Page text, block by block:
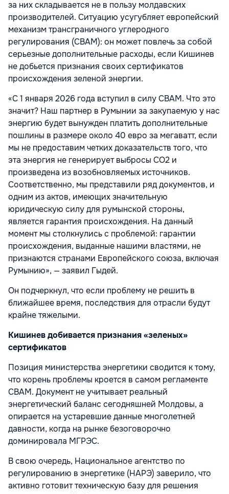
за них складывается не в пользу молдавских
производителей. Ситуацию усугубляет европейский
механизм трансграничного углеродного
регулирования (CBAM): он может повлечь за собой
серьезные дополнительные расходы, если Кишинев
не добьется признания своих сертификатов
происхождения зеленой энергии.
«С 1 января 2026 года вступил в силу CBAM. Что это
значит? Наш партнер в Румынии за закупаемую у нас
энергию будет вынужден платить дополнительные
пошлины в размере около 40 евро за мегаватт, если
мы не предоставим четких доказательств того, что
эта энергия не генерирует выбросы CO2 и
произведена из возобновляемых источников.
Соответственно, мы представили ряд документов, и
одним из актов, имеющих значительную
юридическую силу для румынской стороны,
является гарантия происхождения. На данный
момент мы столкнулись с проблемой: гарантии
происхождения, выданные нашими властями, не
признаются странами Европейского союза, включая
Румынию», — заявил Гыдей.
Он подчеркнул, что если проблему не решить в
ближайшее время, последствия для отрасли будут
крайне тяжелыми.
Кишинев добивается признания «зеленых»
сертификатов
Позиция министерства энергетики сводится к тому,
что корень проблемы кроется в самом регламенте
CBAM. Документ не учитывает реальный
энергетический баланс сегодняшней Молдовы, а
опирается на устаревшие данные многолетней
давности, когда на рынке безоговорочно
доминировала МГРЭС.
В свою очередь, Национальное агентство по
регулированию в энергетике (НАРЭ) заверило, что
активно готовит техническую базу для решения